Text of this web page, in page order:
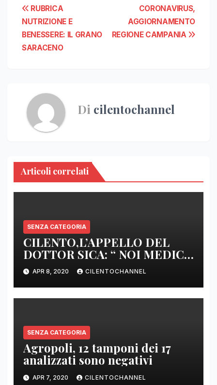
Navigazione
articoli
CORONAVIRUS,
AGGIORNAMENTO
REGIONE CAMPANIA
RUBRICA
NUTRIZIONE E
BENESSERE: IL GRANO
SARACENO
Di cilentochannel
Articoli correlati
SENZA CATEGORIA
CILENTO,L’APPELLO DEL
DOTTOR SICA: “ NOI MEDICI
DI BASE SIAMO SENZA ARMI
E SENZA PRESIDI”
APR 8, 2020 CILENTOCHANNEL
SENZA CATEGORIA
Agropoli, 12 tamponi dei 17
analizzati sono negativi
APR 7, 2020 CILENTOCHANNEL